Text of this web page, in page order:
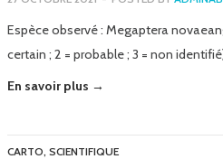
Espèce observé : Megaptera
certain ; 2 = probable ; 3 = non
En savoir plus →
CARTO, SCIENTIFIQUE